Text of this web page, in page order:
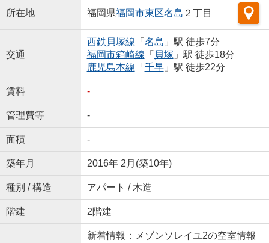
所在地 福岡県福岡市東区名島 ２丁目
交通
西鉄貝塚線 「 名島 」駅 徒歩7分
福岡市箱崎線 「 貝塚 」駅 徒歩18分
鹿児島本線 「 千早」駅 徒歩22分
賃料 -
管理費等 -
面積 -
築年月 2016年 2月(築10年)
種別 / 構造 アパート / 木造
階建 2階建
新着情報：メゾンソレイユ2の空室情報